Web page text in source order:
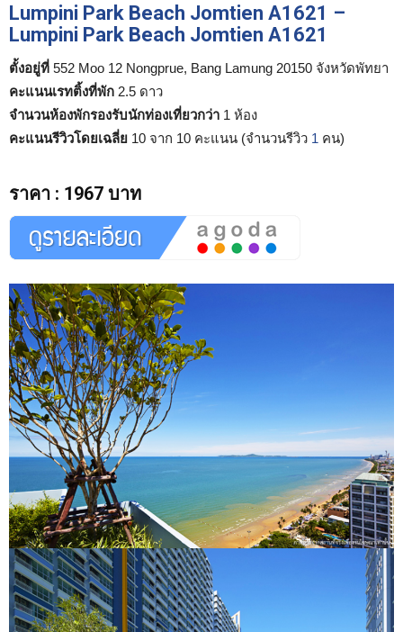
Lumpini Park Beach Jomtien A1621 –
Lumpini Park Beach Jomtien A1621
ตั้งอยู่ที่ 552 Moo 12 Nongprue, Bang Lamung 20150 จังหวัดพัทยา
คะแนนเรทติ้งที่พัก 2.5 ดาว
จำนวนห้องพักรองรับนักท่องเที่ยวกว่า 1 ห้อง
คะแนนรีวิวโดยเฉลี่ย 10 จาก 10 คะแนน (จำนวนรีวิว 1 คน)
ราคา : 1967 บาท